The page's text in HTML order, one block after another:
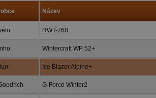
Název
RWT-768
Wintercraft WP 52+
Ice Blazer Alpine+
G-Force Winter2